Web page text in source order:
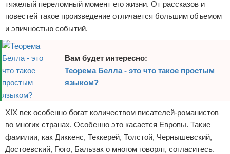
тяжелый переломный момент его жизни. От рассказов и
повестей такое произведение отличается большим объемом
и эпичностью событий.
Вам будет интересно:
Теорема Белла - это что такое простым
языком?
XIX век особенно богат количеством писателей-романистов
во многих странах. Особенно это касается Европы. Такие
фамилии, как Диккенс, Теккерей, Толстой, Чернышевский,
Достоевский, Гюго, Бальзак о многом говорят, согласитесь.